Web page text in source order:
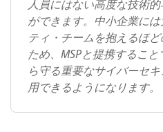
人員にはない高度な技術
ができます。中小企業に
ティ・チームを抱えるほ
ため、MSPと提携するこ
ら守る重要なサイバーセ
用できるようになります。